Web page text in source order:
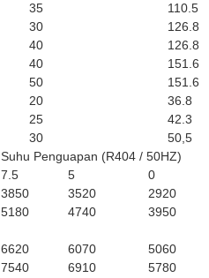
35
110.5
30
126.8
40
126.8
40
151.6
50
151.6
20
36.8
25
42.3
30
50,5
Suhu Penguapan (R404 / 50HZ)
7.5
5
0
3850 3520
2920
5180 4740
3950
6620 6070
5060
7540 6910
5780